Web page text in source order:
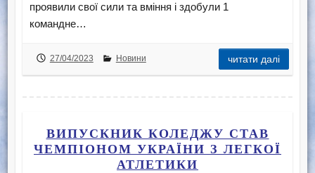
проявили свої сили та вміння і здобули 1
командне…
27/04/2023 Новини читати далі
ВИПУСКНИК КОЛЕДЖУ СТАВ
ЧЕМПІОНОМ УКРАЇНИ З ЛЕГКОЇ
АТЛЕТИКИ